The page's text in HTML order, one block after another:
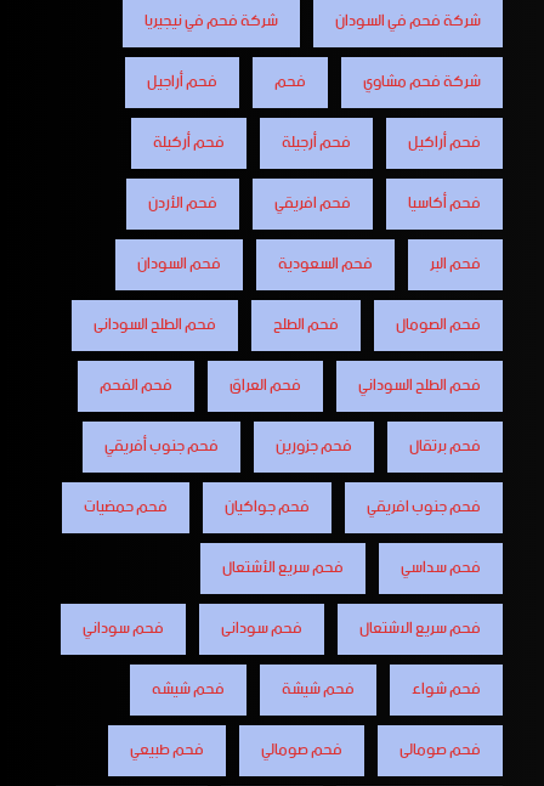
شركة فحم في السودان
شركة فحم في نيجيريا
شركة فحم مشاوي
فحم
فحم أراجيل
فحم أراكيل
فحم أرجيلة
فحم أركيلة
فحم أكاسيا
فحم افريقي
فحم الأردن
فحم البر
فحم السعودية
فحم السودان
فحم الصومال
فحم الطلح
فحم الطلح السودانى
فحم الطلح السوداني
فحم العراق
فحم الفحم
فحم برتقال
فحم جزورين
فحم جنوب أفريقي
فحم جنوب افريقي
فحم جواكيان
فحم حمضيات
فحم سداسي
فحم سريع الأشتعال
فحم سريع الاشتعال
فحم سودانى
فحم سوداني
فحم شواء
فحم شيشة
فحم شيشه
فحم صومالى
فحم صومالي
فحم طبيعي